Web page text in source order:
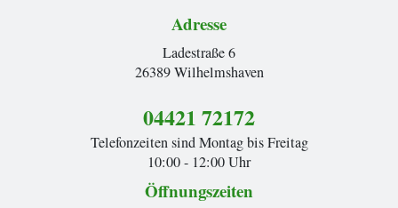
Adresse
Ladestraße 6
26389 Wilhelmshaven
04421 72172
Telefonzeiten sind Montag bis Freitag
10:00 - 12:00 Uhr
Öffnungszeiten